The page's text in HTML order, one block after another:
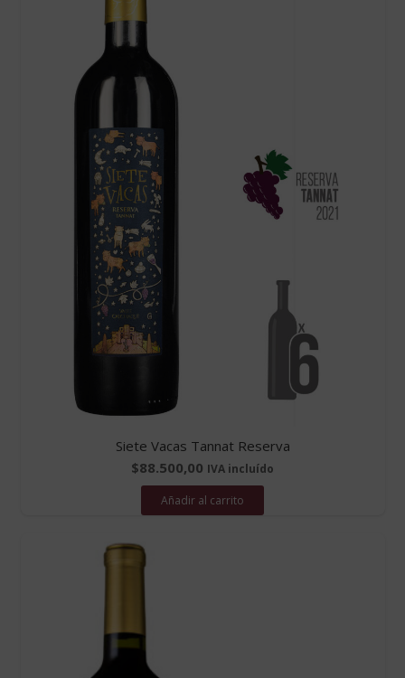
Siete Vacas Tannat Reserva
$88.500,00 IVA incluído
Añadir al carrito